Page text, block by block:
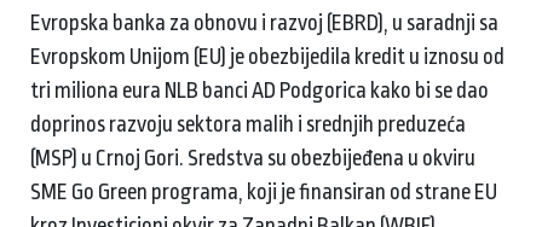
Evropska banka za obnovu i razvoj (EBRD), u saradnji sa
Evropskom Unijom (EU) je obezbijedila kredit u iznosu od
tri miliona eura NLB banci AD Podgorica kako bi se dao
doprinos razvoju sektora malih i srednjih preduzeća
(MSP) u Crnoj Gori. Sredstva su obezbijeđena u okviru
SME Go Green programa, koji je finansiran od strane EU